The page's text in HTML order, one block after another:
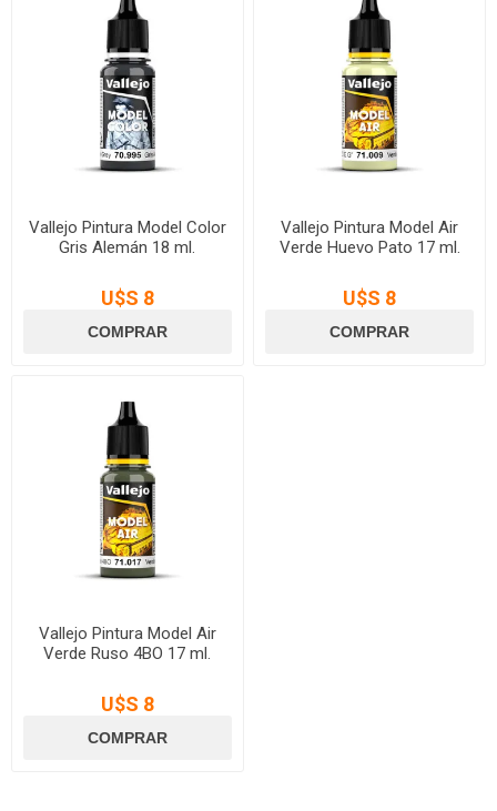
Vallejo Pintura Model Color
Gris Alemán 18 ml.
U$S 8
Vallejo Pintura Model Air
Verde Huevo Pato 17 ml.
U$S 8
Vallejo Pintura Model Air
Verde Ruso 4BO 17 ml.
U$S 8